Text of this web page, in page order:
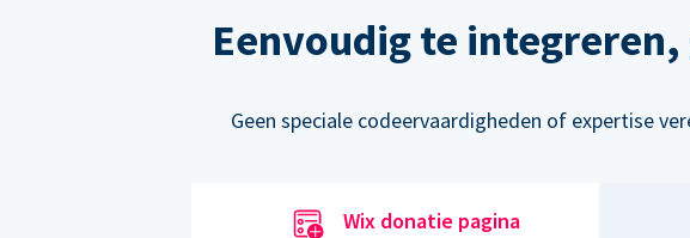
Eenvoudig te
Geen speciale codeervaardigheden of expertise
Wix donatie pagina